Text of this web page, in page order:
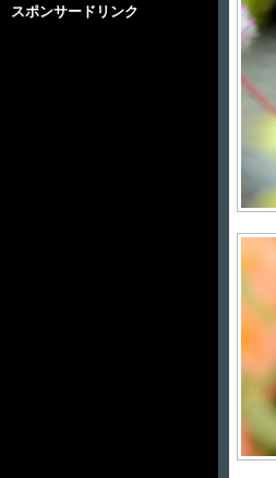
スポンサードリンク